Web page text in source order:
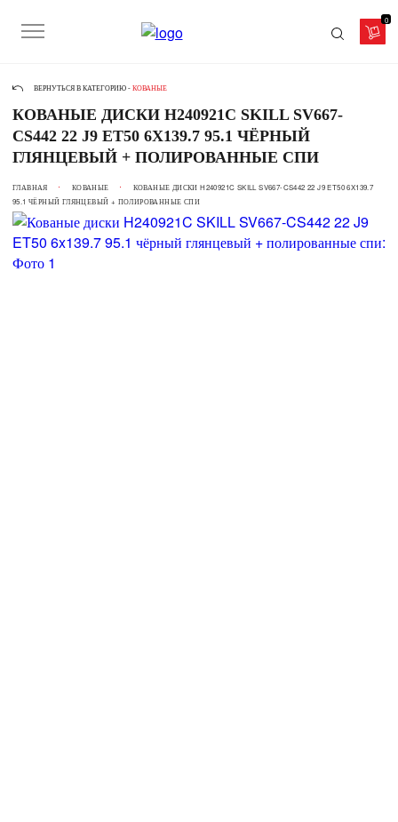
0
ВЕРНУТЬСЯ В КАТЕГОРИЮ - КОВАНЫЕ
КОВАНЫЕ ДИСКИ H240921C SKILL SV667-
CS442 22 J9 ET50 6X139.7 95.1 ЧЁРНЫЙ
ГЛЯНЦЕВЫЙ + ПОЛИРОВАННЫЕ СПИ
ГЛАВНАЯ КОВАНЫЕ
КОВАНЫЕ ДИСКИ H240921C SKILL SV667-CS442 22 J9 ET50 6X139.7
95.1 ЧЁРНЫЙ ГЛЯНЦЕВЫЙ + ПОЛИРОВАННЫЕ СПИ